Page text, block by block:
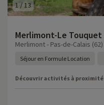
1/13
Merlimont-Le Touquet
Merlimont - Pas-de-Calais (62)
Séjour en Formule Location
Découvrir activités à proximité